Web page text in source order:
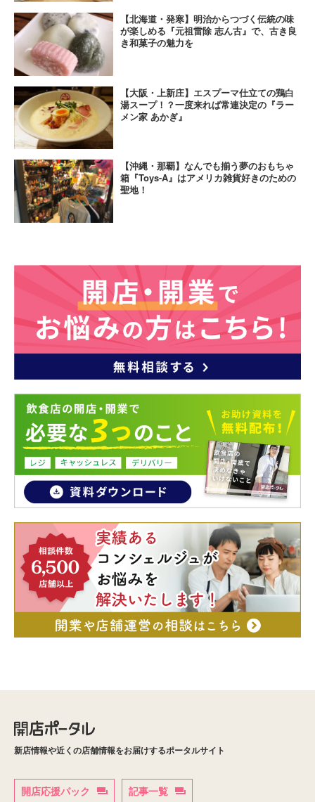
【北海道・発寒】明治からつづく伝統の味
が楽しめる『元祖雷除 志ん古』で、古き良
き和菓子の魅力を
【大阪・上新庄】エスプーマ仕立ての鶏白
湯スープ！？一度来れば常連決定の『ラー
メン家 あかぎ』
【沖縄・那覇】なんでも揃う夢のおもちゃ
箱『Toys-A』はアメリカ雑貨好きのための
聖地！
新店情報や近くの店舗情報をお届けするポータルサイト
開店応援パック 記事一覧